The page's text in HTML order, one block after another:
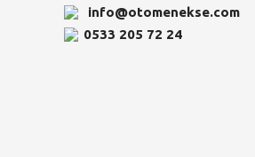
info@otomenekse.com
0533 205 72 24